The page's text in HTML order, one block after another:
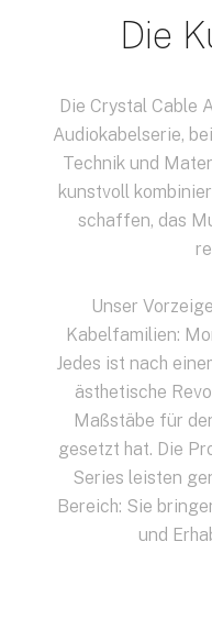
Die
Die Crystal Cable
Audiokabelserie,
Technik und
kunstvoll
schaffen, das
Unser
Kabelfamilien:
Jedes ist nach
ästhetische
Maßstäbe für
gesetzt hat. Die
Series leisten
Bereich: Sie
und